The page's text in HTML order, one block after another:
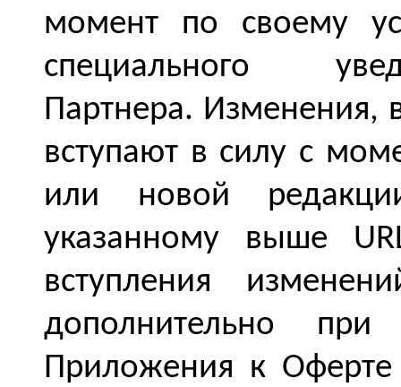
момент по своему
специального
Партнера. Изменения,
вступают в силу с
или новой
указанному выше
вступления
дополнительно
Приложения к